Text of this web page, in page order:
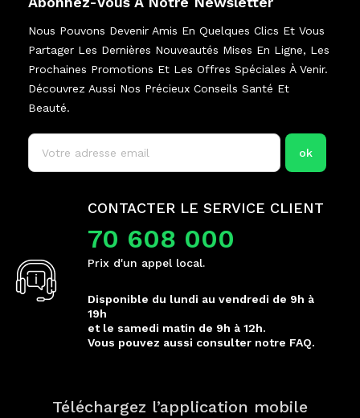
Nous Pouvons Devenir Amis En Quelques Clics Et Vous
Partager Les Dernières Nouveautés Mises En Ligne, Les
Prochaines Promotions Et Les Offres Spéciales À Venir.
Découvrez Aussi Nos Précieux Conseils Santé Et
Beauté.
CONTACTER LE SERVICE CLIENT
70 608 000
Prix d'un appel local.
Disponible du lundi au vendredi de 9h à
19h
et le samedi matin de 9h à 12h.
Vous pouvez aussi consulter notre FAQ.
Téléchargez l’application mobile